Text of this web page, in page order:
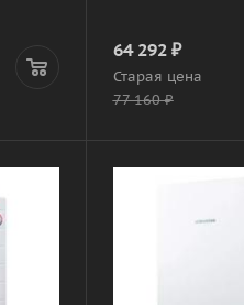
64 292₽
Старая цена
77 160₽